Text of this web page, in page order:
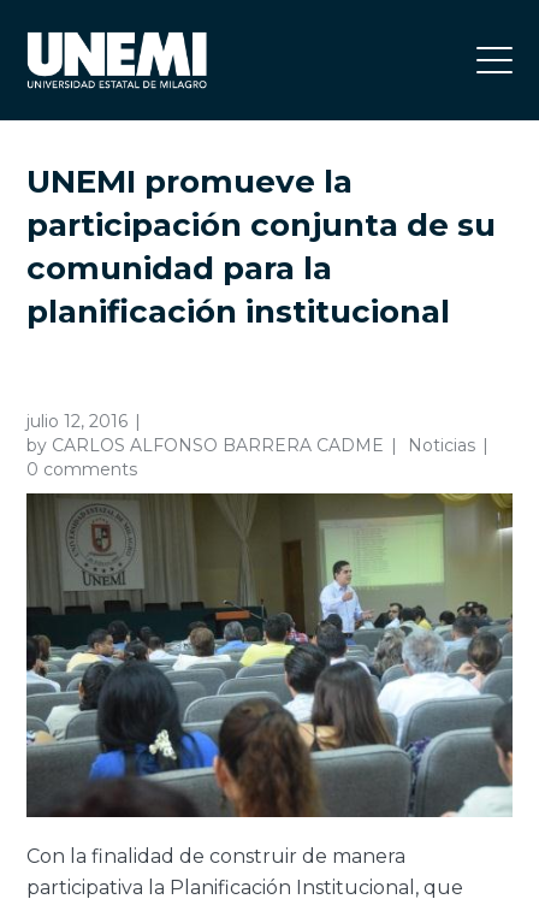
UNEMI promueve la
participación conjunta de su
comunidad para la
planificación institucional
julio 12, 2016
by CARLOS ALFONSO BARRERA CADME
Noticias
0 comments
Con la finalidad de construir de manera
participativa la Planificación Institucional, que